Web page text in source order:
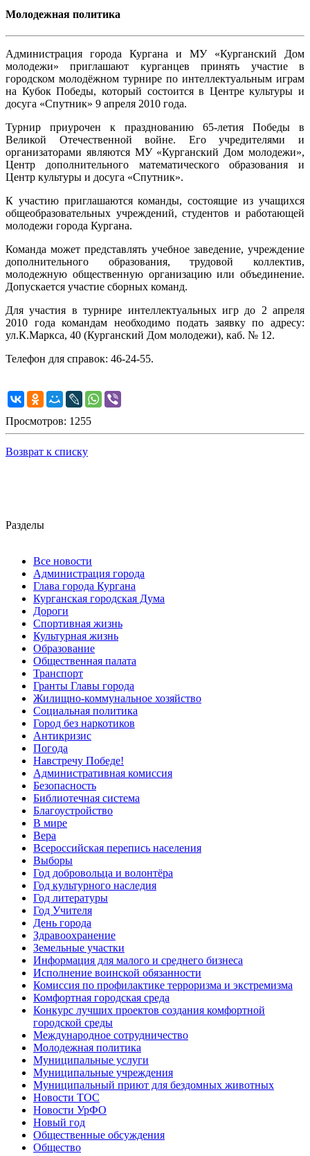
Молодежная политика
Администрация города Кургана и МУ «Курганский Дом
молодежи» приглашают курганцев принять участие в
городском молодёжном турнире по интеллектуальным играм
на Кубок Победы, который состоится в Центре культуры и
досуга «Спутник» 9 апреля 2010 года.
Турнир приурочен к празднованию 65-летия Победы в
Великой Отечественной войне. Его учредителями и
организаторами являются МУ «Курганский Дом молодежи»,
Центр дополнительного математического образования и
Центр культуры и досуга «Спутник».
К участию приглашаются команды, состоящие из учащихся
общеобразовательных учреждений, студентов и работающей
молодежи города Кургана.
Команда может представлять учебное заведение, учреждение
дополнительного образования, трудовой коллектив,
молодежную общественную организацию или объединение.
Допускается участие сборных команд.
Для участия в турнире интеллектуальных игр до 2 апреля
2010 года командам необходимо подать заявку по адресу:
ул.К.Маркса, 40 (Курганский Дом молодежи), каб. № 12.
Телефон для справок: 46-24-55.
Просмотров: 1255
Возврат к списку
Разделы
Все новости
Администрация города
Глава города Кургана
Курганская городская Дума
Дороги
Спортивная жизнь
Культурная жизнь
Образование
Общественная палата
Транспорт
Гранты Главы города
Жилищно-коммунальное хозяйство
Социальная политика
Город без наркотиков
Антикризис
Погода
Навстречу Победе!
Административная комиссия
Безопасность
Библиотечная система
Благоустройство
В мире
Вера
Всероссийская перепись населения
Выборы
Год добровольца и волонтёра
Год культурного наследия
Год литературы
Год Учителя
День города
Здравоохранение
Земельные участки
Информация для малого и среднего бизнеса
Исполнение воинской обязанности
Комиссия по профилактике терроризма и экстремизма
Комфортная городская среда
Конкурс лучших проектов создания комфортной
городской среды
Международное сотрудничество
Молодежная политика
Муниципальные услуги
Муниципальные учреждения
Муниципальный приют для бездомных животных
Новости ТОС
Новости УрФО
Новый год
Общественные обсуждения
Общество